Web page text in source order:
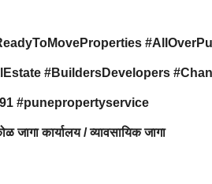
#BuildersDevelopers
#punepropertyservice
कार्यालय / व्यावसायिक जागा